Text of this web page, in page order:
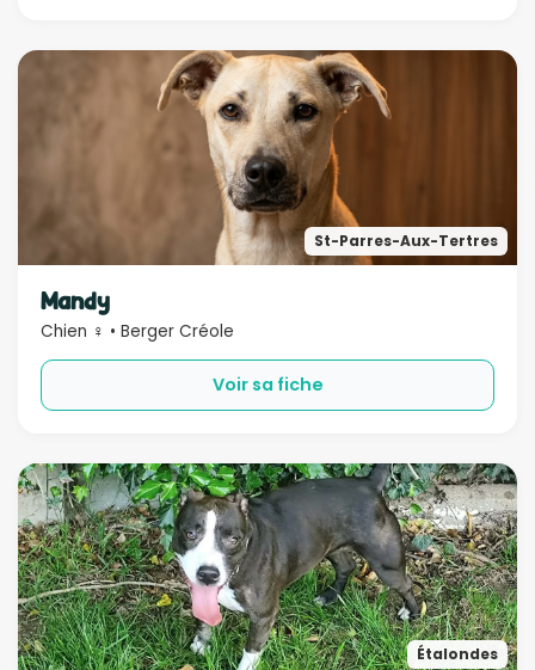
St-Parres-Aux-Tertres
Mandy
Chien ♀ • Berger Créole
Voir sa fiche
Étalondes